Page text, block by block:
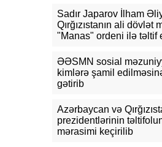
15:53 Ceyhun Bayramov:
Ukrayna arasındakı hərbi
əməliyyatlar ən qısa
15:41 İranda “Mossad”la
dən çox şəxsin
15:26 Kiyevdə
Ukrayna xarici işlər
görüşü olub
Sadır Japarov İlham
Qırğızıstanın ali dövlət
"Manas" ordeni ilə təltif
ƏƏSMN sosial
kimlərə şamil
gətirib
Azərbaycan və
prezidentlərinin
mərasimi keçirilib